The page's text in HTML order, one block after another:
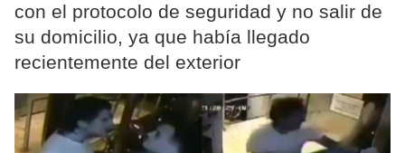
con el protocolo de seguridad y no salir de
su domicilio, ya que había llegado
recientemente del exterior